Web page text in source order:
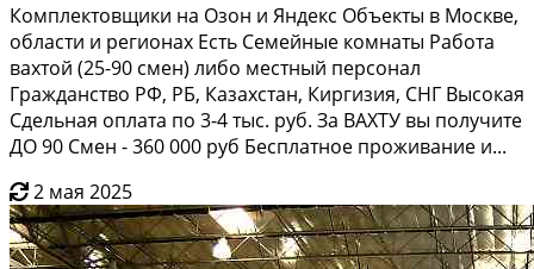
Комплектовщики на Озон и Яндекс Объекты в Москве,
области и регионах Есть Семейные комнаты Работа
вахтой (25-90 смен) либо местный персонал
Гражданство РФ, РБ, Казахстан, Киргизия, СНГ Высокая
Сдельная оплата по 3-4 тыс. руб. За ВАХТУ вы получите
ДО 90 Смен - 360 000 руб Бесплатное проживание и...
2 мая 2025